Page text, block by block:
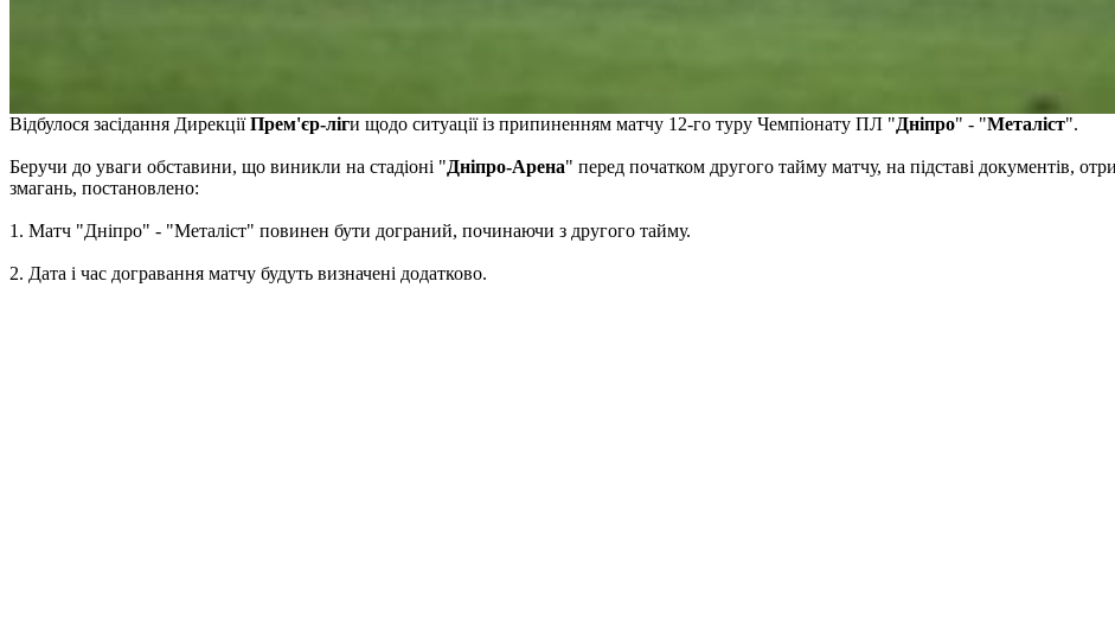
Відбулося засідання ДирекціїПрем'єр-ліги щодо ситуації із припиненням матчу 12-го туру Чемпіонату ПЛ "Дніпро" - "Металіст".
Беручи до уваги обставини, що виникли на стадіоні "Дніпро-Арена" перед початком другого тайму матчу, на підставі документів,
змагань, постановлено:
1. Матч "Дніпро" - "Металіст" повинен бути дограний, починаючи з другого тайму.
2. Дата і час догравання матчу будуть визначені додатково.